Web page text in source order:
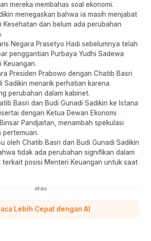
mereka membahas soal ekonomi.
menegaskan bahwa ia masih menjabat
Kesehatan dan belum ada perubahan
Negara Prasetyo Hadi sebelumnya telah
penggantian Purbaya Yudhi Sadewa
Keuangan.
Presiden Prabowo dengan Chatib Basri
Sadikin menarik perhatian karena
perubahan dalam kabinet.
Basri dan Budi Gunadi Sadikin ke Istana
dengan Ketua Dewan Ekonomi
Pandjaitan, menambah spekulasi
pertemuan.
oleh Chatib Basri dan Budi Gunadi Sadikin
tidak ada perubahan signifikan dalam
posisi Menteri Keuangan untuk saat
atau
Lebih Cepat dengan AI